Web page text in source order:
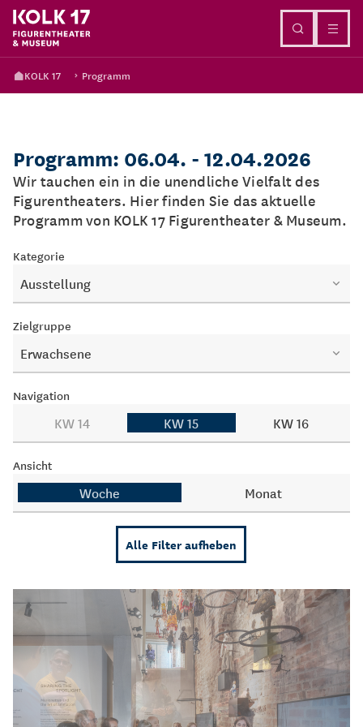
KOLK 17 Programm
Programm: 06.04. - 12.04.2026
Wir tauchen ein in die unendliche Vielfalt des
Figurentheaters. Hier finden Sie das aktuelle
Programm von KOLK 17 Figurentheater & Museum.
Kategorie
Ausstellung
Zielgruppe
Erwachsene
Navigation
KW 14 KW 15 KW 16
Ansicht
Woche Monat
Alle Filter aufheben